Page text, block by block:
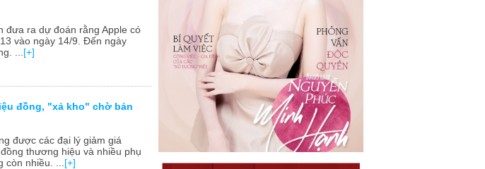
đưa ra dự đoán rằng Apple có
vào ngày 14/9. Đến ngày
... [+]
đồng, "xả kho" chờ bản
được các đại lý giảm giá
thương hiệu và nhiều phụ
nhiều. ... [+]